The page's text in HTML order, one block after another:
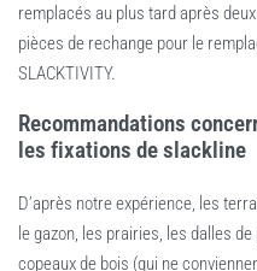
remplacés au plus tard après
pièces de rechange pour le
SLACKTIVITY.
Recommandations
les fixations de slackline
D’après notre expérience, les
le gazon, les prairies, les dalles
copeaux de bois (qui ne